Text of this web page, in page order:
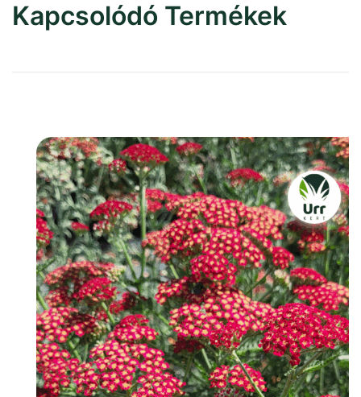
Kapcsolódó Termékek